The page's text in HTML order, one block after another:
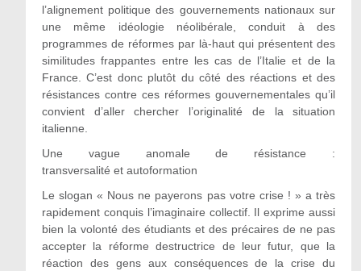
l’alignement politique des gouvernements nationaux sur
une même idéologie néolibérale, conduit à des
programmes de réformes par là-haut qui présentent des
similitudes frappantes entre les cas de l’Italie et de la
France. C’est donc plutôt du côté des réactions et des
résistances contre ces réformes gouvernementales qu’il
convient d’aller chercher l’originalité de la situation
italienne.
Une vague anomale de résistance :
transversalité et autoformation
Le slogan « Nous ne payerons pas votre crise ! » a très
rapidement conquis l’imaginaire collectif. Il exprime aussi
bien la volonté des étudiants et des précaires de ne pas
accepter la réforme destructrice de leur futur, que la
réaction des gens aux conséquences de la crise du